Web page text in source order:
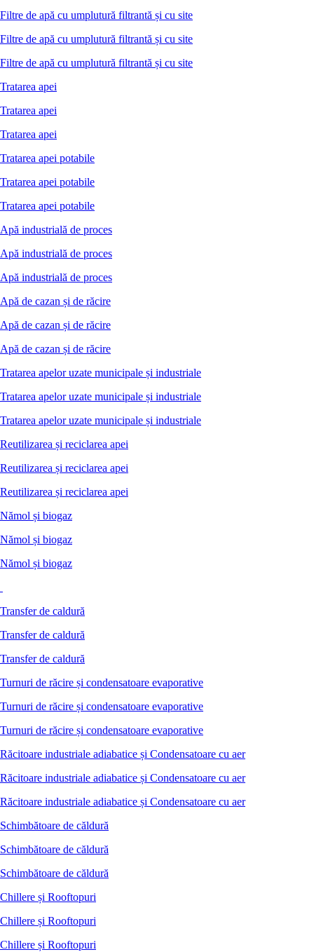
Filtre de apă cu umplutură filtrantă și cu site
Filtre de apă cu umplutură filtrantă și cu site
Filtre de apă cu umplutură filtrantă și cu site
Tratarea apei
Tratarea apei
Tratarea apei
Tratarea apei potabile
Tratarea apei potabile
Tratarea apei potabile
Apă industrială de proces
Apă industrială de proces
Apă industrială de proces
Apă de cazan și de răcire
Apă de cazan și de răcire
Apă de cazan și de răcire
Tratarea apelor uzate municipale și industriale
Tratarea apelor uzate municipale și industriale
Tratarea apelor uzate municipale și industriale
Reutilizarea și reciclarea apei
Reutilizarea și reciclarea apei
Reutilizarea și reciclarea apei
Nămol și biogaz
Nămol și biogaz
Nămol și biogaz
Transfer de caldură
Transfer de caldură
Transfer de caldură
Turnuri de răcire și condensatoare evaporative
Turnuri de răcire și condensatoare evaporative
Turnuri de răcire și condensatoare evaporative
Răcitoare industriale adiabatice și Condensatoare cu aer
Răcitoare industriale adiabatice și Condensatoare cu aer
Răcitoare industriale adiabatice și Condensatoare cu aer
Schimbătoare de căldură
Schimbătoare de căldură
Schimbătoare de căldură
Chillere și Rooftopuri
Chillere și Rooftopuri
Chillere și Rooftopuri